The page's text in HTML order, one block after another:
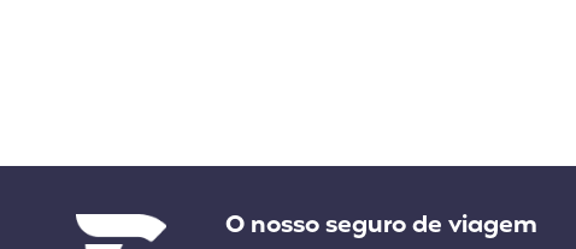
Liens divers O nosso seguro de viagem